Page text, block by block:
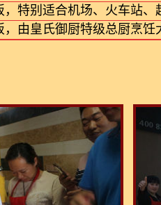
特别适合机场、火车站
由皇氏御厨特级总厨烹饪